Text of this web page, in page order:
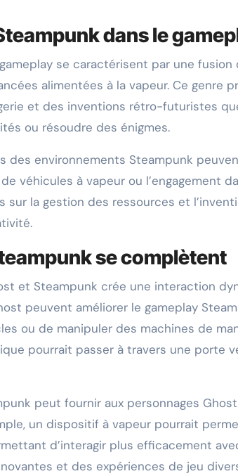
dans le
se caractérisent par une fusion
alimentées à la vapeur. Ce genre
et des inventions rétro-futuristes
ou résoudre des énigmes.
des environnements Steampunk
véhicules à vapeur ou l’engagement
sur la gestion des ressources et
se complètent
et Steampunk crée une interaction
peuvent améliorer le gameplay
ou de manipuler des machines de
pourrait passer à travers une porte
peut fournir aux personnages
un dispositif à vapeur pourrait
d’interagir plus efficacement
et des expériences de jeu